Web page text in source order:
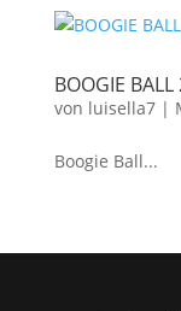
BOOGIE
von luisella7|
Boogie Ball...